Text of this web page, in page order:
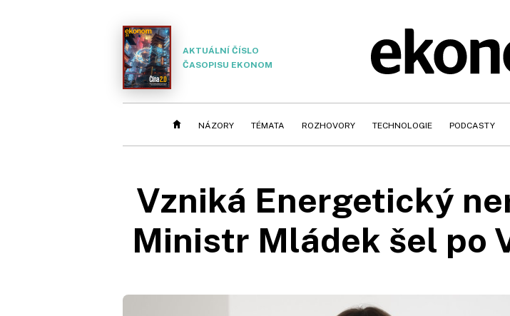
AKTUÁLNÍ ČÍSLO
ČASOPISU EKONOM
NÁZORY TÉMATA ROZHOVORY TECHNOLOGIE PODCASTY
Vzniká Energetický
Ministr Mládek šel po